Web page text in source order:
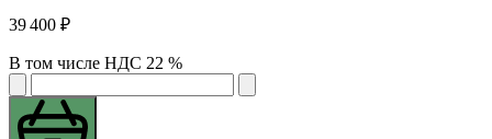
39 400 ₽
В том числе НДС 22 %